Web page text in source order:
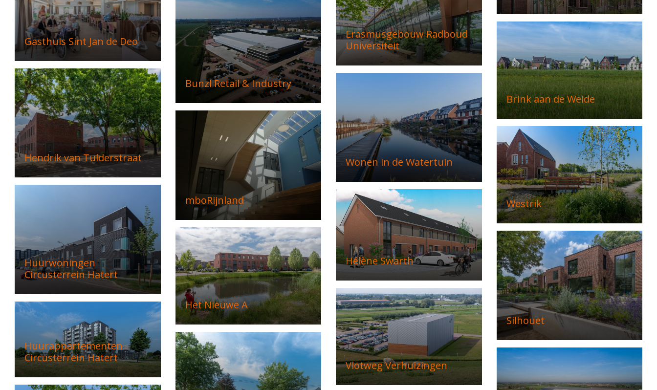
Erasmusgebouw Radboud
Universiteit
Gasthuis Sint Jan de Deo
Bunzl Retail & Industry
Brink aan de Weide
Hendrik van Tulderstraat Wonen in de Watertuin
mboRijnland Westrik
Huurwoningen
Circusterrein Hatert
Hélène Swarth
Het Nieuwe A
Silhouet
Vlotweg Verhuizingen
Huurappartementen
Circusterrein Hatert